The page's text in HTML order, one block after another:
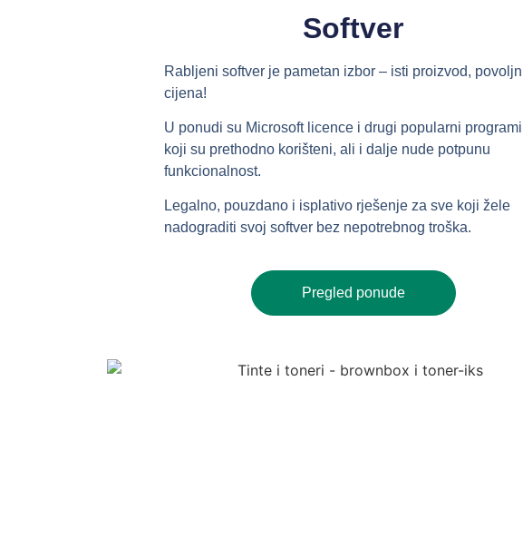
Softver
Rabljeni softver je pametan izbor – isti proizvod,
cijena!
U ponudi su Microsoft licence i drugi popularni programi
koji su prethodno korišteni, ali i dalje nude potpunu
funkcionalnost.
Legalno, pouzdano i isplativo rješenje za sve koji žele
nadograditi svoj softver bez nepotrebnog troška.
Pregled ponude